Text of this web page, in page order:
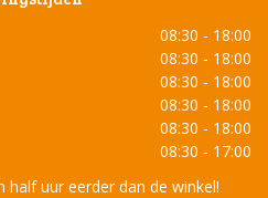
08:30 - 18:00
08:30 - 18:00
08:30 - 18:00
08:30 - 18:00
08:30 - 18:00
08:30 - 17:00
half uur eerder dan de winkel!